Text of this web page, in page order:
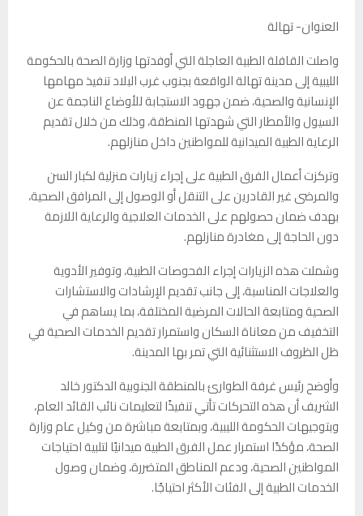
العنوان- تهالة
واصلت القافلة الطبية العاجلة التي أوفدتها وزارة الصحة بالحكومة
الليبية إلى مدينة تهالة الواقعة بجنوب غرب البلاد تنفيذ مهامها
الإنسانية والصحية، ضمن جهود الاستجابة للأوضاع الناجمة عن
السيول والأمطار التي شهدتها المنطقة، وذلك من خلال تقديم
الرعاية الطبية الميدانية للمواطنين داخل منازلهم.
وتركزت أعمال الفرق الطبية على إجراء زيارات منزلية لكبار السن
والمرضى غير القادرين على التنقل أو الوصول إلى المرافق الصحية،
بهدف ضمان حصولهم على الخدمات العلاجية والرعاية اللازمة
دون الحاجة إلى مغادرة منازلهم.
وشملت هذه الزيارات إجراء الفحوصات الطبية، وتوفير الأدوية
والعلاجات المناسبة، إلى جانب تقديم الإرشادات والاستشارات
الصحية ومتابعة الحالات المرضية المختلفة، بما يساهم في
التخفيف من معاناة السكان واستمرار تقديم الخدمات الصحية في
ظل الظروف الاستثنائية التي تمر بها المدينة.
وأوضح رئيس غرفة الطوارئ بالمنطقة الجنوبية الدكتور خالد
الشريف أن هذه التحركات تأتي تنفيذًا لتعليمات نائب القائد العام،
وبتوجيهات الحكومة الليبية، وبمتابعة مباشرة من وكيل عام وزارة
الصحة، مؤكدًا استمرار عمل الفرق الطبية ميدانيًا لتلبية احتياجات
المواطنين الصحية، ودعم المناطق المتضررة، وضمان وصول
الخدمات الطبية إلى الفئات الأكثر احتياجًا.